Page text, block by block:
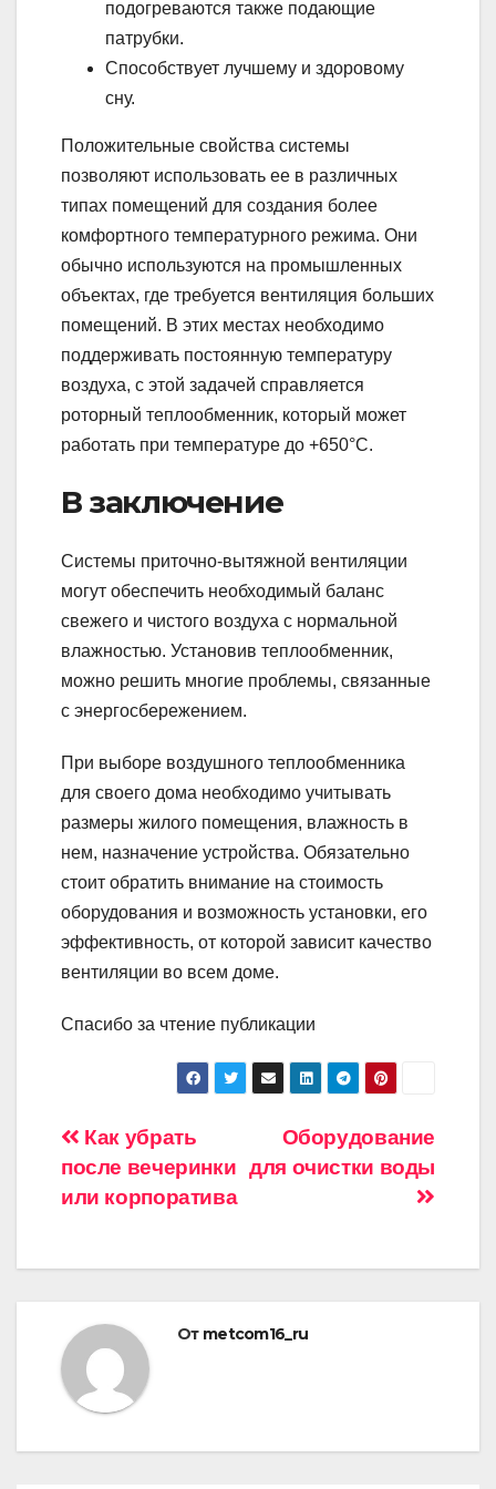
подогреваются также подающие
патрубки.
Способствует лучшему и здоровому
сну.
Положительные свойства системы
позволяют использовать ее в различных
типах помещений для создания более
комфортного температурного режима. Они
обычно используются на промышленных
объектах, где требуется вентиляция больших
помещений. В этих местах необходимо
поддерживать постоянную температуру
воздуха, с этой задачей справляется
роторный теплообменник, который может
работать при температуре до +650°С.
В заключение
Системы приточно-вытяжной вентиляции
могут обеспечить необходимый баланс
свежего и чистого воздуха с нормальной
влажностью. Установив теплообменник,
можно решить многие проблемы, связанные
с энергосбережением.
При выборе воздушного теплообменника
для своего дома необходимо учитывать
размеры жилого помещения, влажность в
нем, назначение устройства. Обязательно
стоит обратить внимание на стоимость
оборудования и возможность установки, его
эффективность, от которой зависит качество
вентиляции во всем доме.
Спасибо за чтение публикации
Навигация
по
Оборудование
для очистки воды
Как убрать
после вечеринки
или корпоратива
От metcom16_ru